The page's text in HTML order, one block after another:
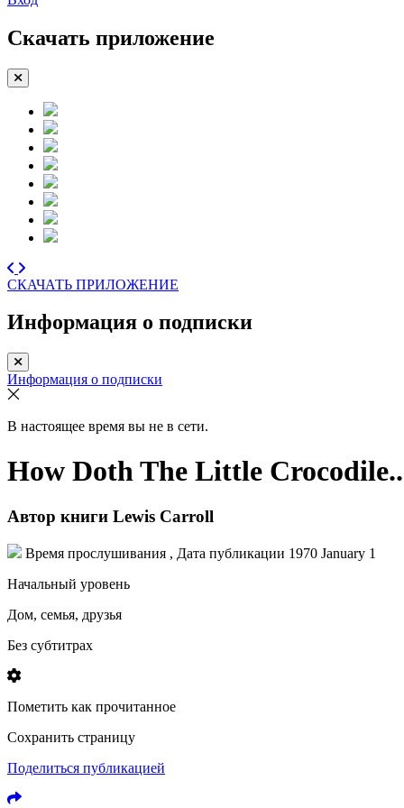
Скачать приложение
СКАЧАТЬ ПРИЛОЖЕНИЕ
Информация о подписки
Информация о подписки
В настоящее время вы не в сети.
How Doth The Little
Автор книги Lewis Carroll
Время прослушивания , Дата публикации 1970 January 1
Начальный уровень
Дом, семья, друзья
Без субтитрах
Пометить как прочитанное
Сохранить страницу
Поделиться публикацией